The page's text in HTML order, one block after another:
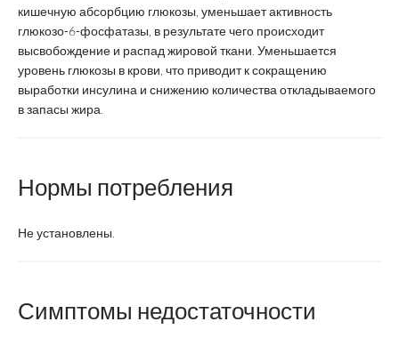
кишечную абсорбцию глюкозы, уменьшает активность
глюкозо-6-фосфатазы, в результате чего происходит
высвобождение и распад жировой ткани. Уменьшается
уровень глюкозы в крови, что приводит к сокращению
выработки инсулина и снижению количества откладываемого
в запасы жира.
Нормы потребления
Не установлены.
Симптомы недостаточности